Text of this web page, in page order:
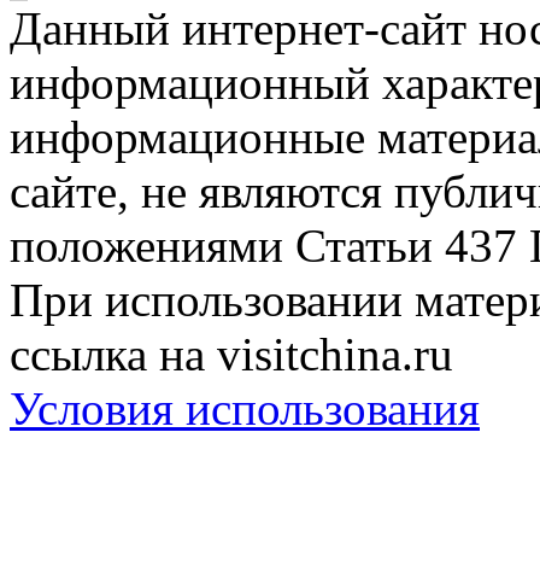
Данный интернет-сайт
информационный
информационные
сайте, не являются
положениями Статьи 437
При использовании
ссылка на visitchina.ru
Условия использования